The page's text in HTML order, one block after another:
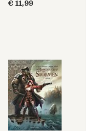
€ 11,99